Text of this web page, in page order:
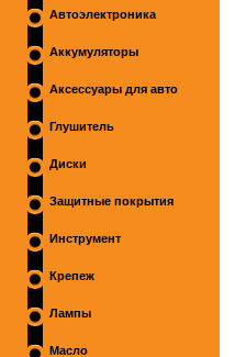
Автоэлектроника
Аккумуляторы
Аксессуары для авто
Глушитель
Диски
Защитные покрытия
Инструмент
Крепеж
Лампы
Масло